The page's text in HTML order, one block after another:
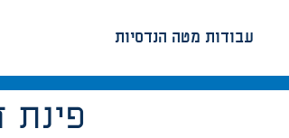
עבודות מטה הנדסיות
פינת